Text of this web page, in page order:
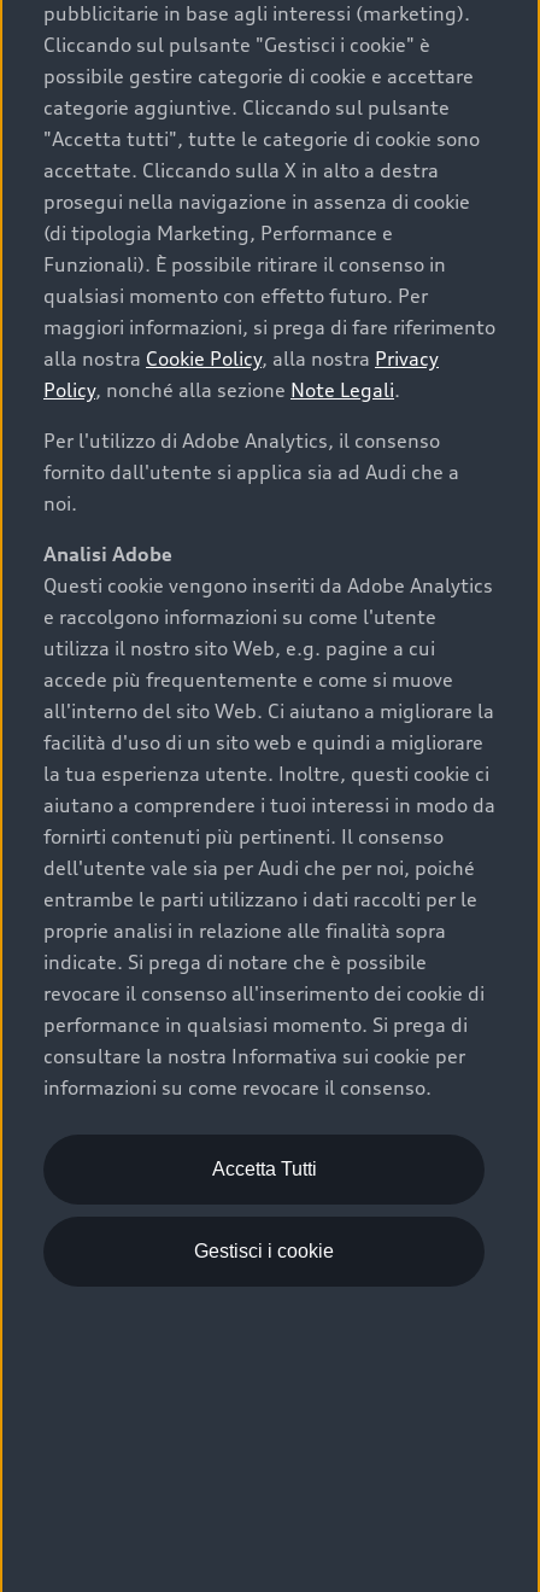
Scegliere un’auto usata è una decisione che coniuga
convenienza, affidabilità e sostenibilità. Per fare un
acquisto sicuro, è essenziale considerare aspetti
determinanti come la garanzia inclusa e l’affidabilità del
marchio. Audi offre l’auto usata perfetta tramite Audi
Prima Scelta :plus
Cosa sapere prima di
acquistare la tua prossima
auto
I requisiti fondamentali da considerare prima di
acquistare un’auto usata, oltre al prezzo e all'aspetto,
chilometraggio: un valore contenuto corrisponde a
uno stato migliore del veicolo e a una maggiore
durata nel tempo;
cronologia dei tagliandi: una documentazione
completa della vettura certifica una manutenzione
costante e accurata;
condizioni della carrozzeria e degli interni: una
buona conservazione evidenzia cura e attenzione del
precedente proprietario;
efficienza meccanica: motore, trasmissione e
componenti principali in ottimo stato garantiscono
prestazioni affidabili e sicure.
Acquistare un’auto usata in una Concessionaria ufficiale
Audi che offre l’usato garantito tramite Audi Prima
Scelta :plus, significa affidarsi ad un prodotto che viene
sottoposto a 110 controlli approfonditi e coperto da
garanzia fino a 4 anni per una maggiore tutela del tuo
acquisto.
pubblicitarie in base agli interessi (marketing).
Cliccando sul pulsante "Gestisci i cookie" è
possibile gestire categorie di cookie e accettare
categorie aggiuntive. Cliccando sul pulsante
"Accetta tutti", tutte le categorie di cookie sono
accettate. Cliccando sulla X in alto a destra
prosegui nella navigazione in assenza di cookie
(di tipologia Marketing, Performance e
Funzionali). È possibile ritirare il consenso in
qualsiasi momento con effetto futuro. Per
maggiori informazioni, si prega di fare riferimento
alla nostra Cookie Policy, alla nostra Privacy
Policy, nonché alla sezione Note Legali.
Per l'utilizzo di Adobe Analytics, il consenso
fornito dall'utente si applica sia ad Audi che a
noi.
Analisi Adobe
Questi cookie vengono inseriti da Adobe Analytics
e raccolgono informazioni su come l'utente
utilizza il nostro sito Web, e.g. pagine a cui
accede più frequentemente e come si muove
all'interno del sito Web. Ci aiutano a migliorare la
facilità d'uso di un sito web e quindi a migliorare
la tua esperienza utente. Inoltre, questi cookie ci
aiutano a comprendere i tuoi interessi in modo da
fornirti contenuti più pertinenti. Il consenso
dell'utente vale sia per Audi che per noi, poiché
entrambe le parti utilizzano i dati raccolti per le
proprie analisi in relazione alle finalità sopra
indicate. Si prega di notare che è possibile
revocare il consenso all'inserimento dei cookie di
performance in qualsiasi momento. Si prega di
consultare la nostra Informativa sui cookie per
informazioni su come revocare il consenso.
Accetta Tutti
Gestisci i cookie